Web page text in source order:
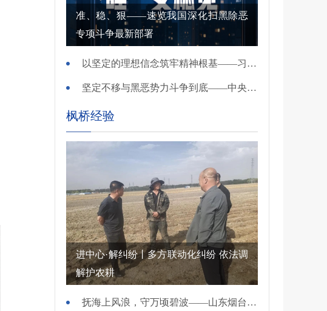
准、稳、狠——速览我国深化扫黑除恶
专项斗争最新部署
以坚定的理想信念筑牢精神根基——习近平党建思想理论品格系列述评之一
坚定不移与黑恶势力斗争到底——中央政法委负责同志就开展深化扫黑除恶专项斗争有关问题答记者问
枫桥经验
进中心·解纠纷丨多方联动化纠纷 依法调
解护农耕
抚海上风浪，守万顷碧波——山东烟台把矛盾化解在微澜未起时